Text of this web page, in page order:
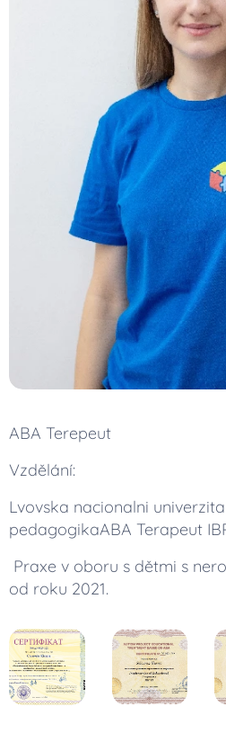
ABA Terepeut
Vzdělání:
Lvovska nacionalni
pedagogikaABA Terapeut
Praxe v oboru s dětmi s
od roku 2021.